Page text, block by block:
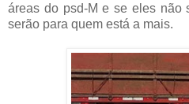
áreas do psd-M e se eles não
serão para quem está a mais.